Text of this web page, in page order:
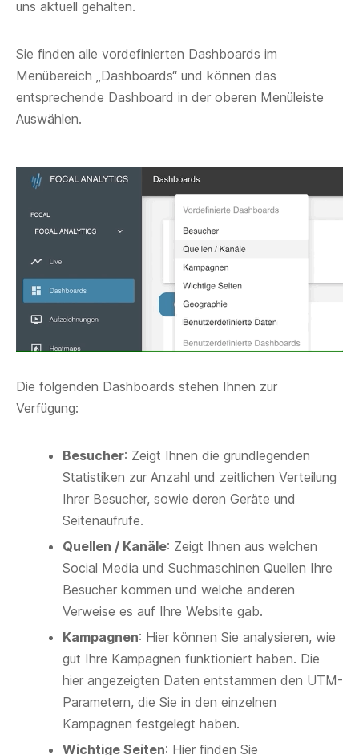
uns aktuell gehalten.
Sie finden alle vordefinierten Dashboards im
Menübereich „Dashboards“ und können das
entsprechende Dashboard in der oberen Menüleiste
Auswählen.
Die folgenden Dashboards stehen Ihnen zur
Verfügung:
Besucher: Zeigt Ihnen die grundlegenden
Statistiken zur Anzahl und zeitlichen Verteilung
Ihrer Besucher, sowie deren Geräte und
Seitenaufrufe.
Quellen / Kanäle: Zeigt Ihnen aus welchen
Social Media und Suchmaschinen Quellen Ihre
Besucher kommen und welche anderen
Verweise es auf Ihre Website gab.
Kampagnen: Hier können Sie analysieren, wie
gut Ihre Kampagnen funktioniert haben. Die
hier angezeigten Daten entstammen den UTM-
Parametern, die Sie in den einzelnen
Kampagnen festgelegt haben.
Wichtige Seiten: Hier finden Sie